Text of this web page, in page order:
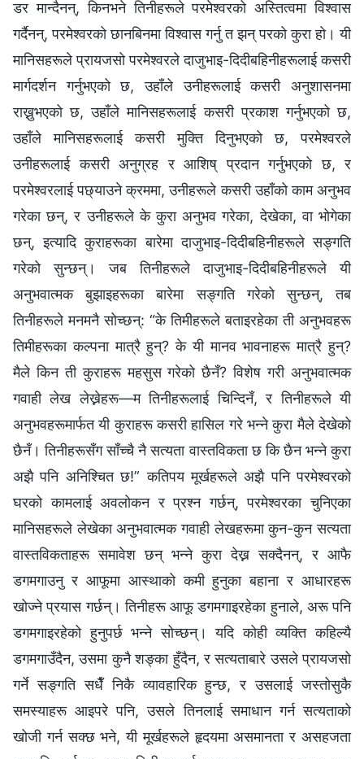
डर मान्दैनन्, किनभने तिनीहरूले परमेश्‍वरको अस्तित्वमा विश्‍वास
गर्दैनन्, परमेश्‍वरको छानबिनमा विश्‍वास गर्नु त झन् परको कुरा हो। यी
मानिसहरूले प्रायजसो परमेश्‍वरले दाजुभाइ-दिदीबहिनीहरूलाई कसरी
मार्गदर्शन गर्नुभएको छ, उहाँले उनीहरूलाई कसरी अनुशासनमा
राख्नुभएको छ, उहाँले मानिसहरूलाई कसरी प्रकाश गर्नुभएको छ,
उहाँले मानिसहरूलाई कसरी मुक्ति दिनुभएको छ, परमेश्‍वरले
उनीहरूलाई कसरी अनुग्रह र आशिष् प्रदान गर्नुभएको छ, र
परमेश्‍वरलाई पछ्याउने क्रममा, उनीहरूले कसरी उहाँको काम अनुभव
गरेका छन्, र उनीहरूले के कुरा अनुभव गरेका, देखेका, वा भोगेका
छन्, इत्यादि कुराहरूका बारेमा दाजुभाइ-दिदीबहिनीहरूले सङ्गति
गरेको सुन्छन्। जब तिनीहरूले दाजुभाइ-दिदीबहिनीहरूले यी
अनुभवात्मक बुझाइहरूका बारेमा सङ्गति गरेको सुन्छन्, तब
तिनीहरूले मनमनै सोच्छन्: “के तिमीहरूले बताइरहेका ती अनुभवहरू
तिमीहरूका कल्पना मात्रै हुन्? के यी मानव भावनाहरू मात्रै हुन्?
मैले किन ती कुराहरू महसुस गरेको छैनँ? विशेष गरी अनुभवात्मक
गवाही लेख लेख्नेहरू—म तिनीहरूलाई चिन्दिनँ, र तिनीहरूले यी
अनुभवहरूमार्फत यी कुराहरू कसरी हासिल गरे भन्ने कुरा मैले देखेको
छैनँ। तिनीहरूसँग साँच्चै नै सत्यता वास्तविकता छ कि छैन भन्ने कुरा
अझै पनि अनिश्चित छ!” कतिपय मूर्खहरूले अझै पनि परमेश्‍वरको
घरको कामलाई अवलोकन र प्रश्न गर्छन्, परमेश्‍वरका चुनिएका
मानिसहरूले लेखेका अनुभवात्मक गवाही लेखहरूमा कुन-कुन सत्यता
वास्तविकताहरू समावेश छन् भन्ने कुरा देख्न सक्दैनन्, र आफै
डगमगाउनु र आफूमा आस्थाको कमी हुनुका बहाना र आधारहरू
खोज्ने प्रयास गर्छन्। तिनीहरू आफू डगमगाइरहेका हुनाले, अरू पनि
डगमगाइरहेको हुनुपर्छ भन्ने सोच्छन्। यदि कोही व्यक्ति कहिल्यै
डगमगाउँदैन, उसमा कुनै शङ्का हुँदैन, र सत्यताबारे उसले प्रायजसो
गर्ने सङ्गति सधैँ निकै व्यावहारिक हुन्छ, र उसलाई जस्तोसुकै
समस्याहरू आइपरे पनि, उसले तिनलाई समाधान गर्न सत्यताको
खोजी गर्न सक्छ भने, यी मूर्खहरूले हृदयमा असमानता र असहजता